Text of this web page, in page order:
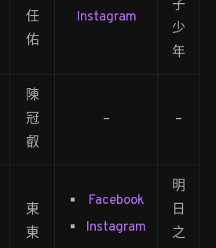
任
佑
Instagram
子
少
年
陳
冠
叡
– –
東
東
Facebook
Instagram
明
日
之